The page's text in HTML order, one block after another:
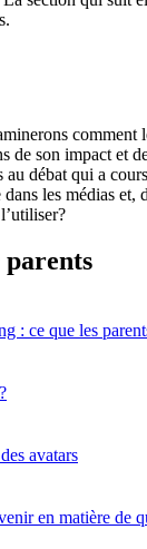
comment
de son impact et
débat qui a
les médias et,
parents
: ce que les
avatars
en matière de